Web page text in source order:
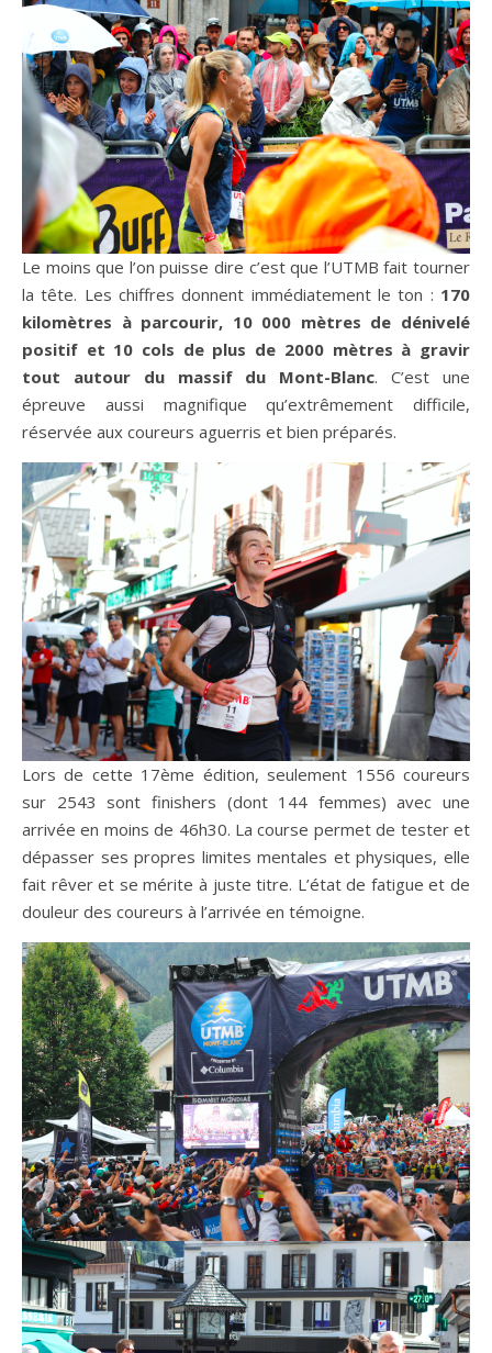
Le moins que l’on puisse dire c’est que l’UTMB fait tourner
la tête. Les chiffres donnent immédiatement le ton : 170
kilomètres à parcourir, 10 000 mètres de dénivelé
positif et 10 cols de plus de 2000 mètres à gravir
tout autour du massif du Mont-Blanc. C’est une
épreuve aussi magnifique qu’extrêmement difficile,
réservée aux coureurs aguerris et bien préparés.
Lors de cette 17ème édition, seulement 1556 coureurs
sur 2543 sont finishers (dont 144 femmes) avec une
arrivée en moins de 46h30. La course permet de tester et
dépasser ses propres limites mentales et physiques, elle
fait rêver et se mérite à juste titre. L’état de fatigue et de
douleur des coureurs à l’arrivée en témoigne.